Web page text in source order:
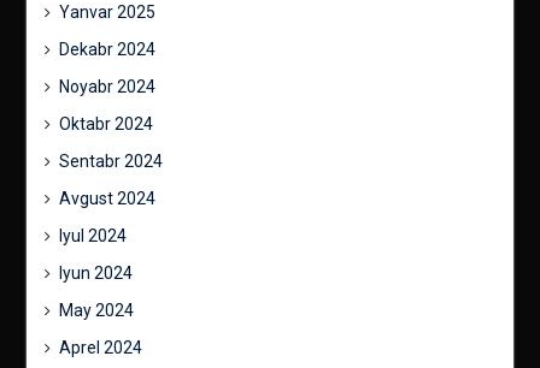
Yanvar 2025
Dekabr 2024
Noyabr 2024
Oktabr 2024
Sentabr 2024
Avgust 2024
Iyul 2024
Iyun 2024
May 2024
Aprel 2024